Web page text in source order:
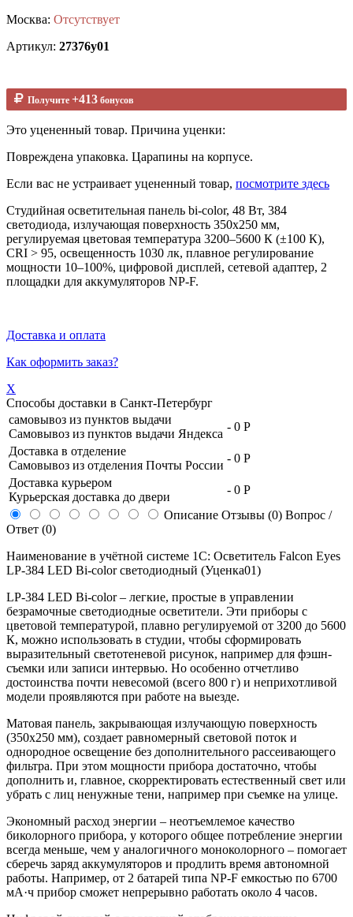
Москва: Отсутствует
Артикул: 27376у01
Получите +413 бонусов
Это уцененный товар. Причина уценки:
Повреждена упаковка. Царапины на корпусе.
Если вас не устраивает уцененный товар, посмотрите здесь
Студийная осветительная панель bi-color, 48 Вт, 384
светодиода, излучающая поверхность 350х250 мм,
регулируемая цветовая температура 3200–5600 К (±100 К),
CRI > 95, освещенность 1030 лк, плавное регулирование
мощности 10–100%, цифровой дисплей, сетевой адаптер, 2
площадки для аккумуляторов NP-F.
Доставка и оплата
Как оформить заказ?
X
Способы доставки в Санкт-Петербург
самовывоз из пунктов выдачи
Самовывоз из пунктов выдачи Яндекса
- 0 Р
Доставка в отделение
Самовывоз из отделения Почты России
- 0 Р
Доставка курьером
Курьерская доставка до двери
- 0 Р
Описание Отзывы (0) Вопрос /
Ответ (0)
Наименование в учётной системе 1С: Осветитель Falcon Eyes
LP-384 LED Bi-color светодиодный (Уценка01)
LP-384 LED Bi-color – легкие, простые в управлении
безрамочные светодиодные осветители. Эти приборы с
цветовой температурой, плавно регулируемой от 3200 до 5600
К, можно использовать в студии, чтобы сформировать
выразительный светотеневой рисунок, например для фэшн-
съемки или записи интервью. Но особенно отчетливо
достоинства почти невесомой (всего 800 г) и неприхотливой
модели проявляются при работе на выезде.
Матовая панель, закрывающая излучающую поверхность
(350х250 мм), создает равномерный световой поток и
однородное освещение без дополнительного рассеивающего
фильтра. При этом мощности прибора достаточно, чтобы
дополнить и, главное, скорректировать естественный свет или
убрать с лиц ненужные тени, например при съемке на улице.
Экономный расход энергии – неотъемлемое качество
биколорного прибора, у которого общее потребление энергии
всегда меньше, чем у аналогичного моноколорного – помогает
сберечь заряд аккумуляторов и продлить время автономной
работы. Например, от 2 батарей типа NP-F емкостью по 6700
мА·ч прибор сможет непрерывно работать около 4 часов.